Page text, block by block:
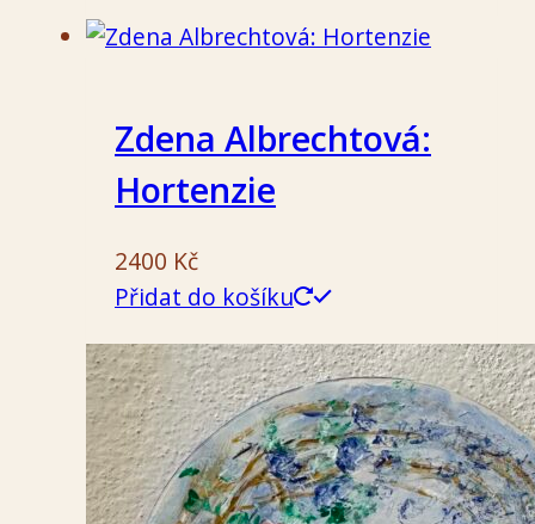
Zdena Albrechtová:
Hortenzie
2400 Kč
Přidat do košíku